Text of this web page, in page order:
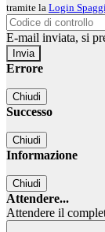
tramite la Login
E-mail inviata, si
Errore
Chiudi
Successo
Chiudi
Informazione
Chiudi
Attendere...
Attendere il